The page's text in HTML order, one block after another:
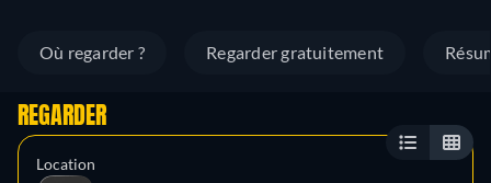
Où regarder ? Regarder gratuitement
REGARDER
Location